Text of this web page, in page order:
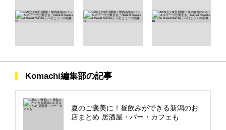
Komachi編集部の記事
夏のご褒美に！昼飲みができる新潟のお
店まとめ 居酒屋・バー・カフェも